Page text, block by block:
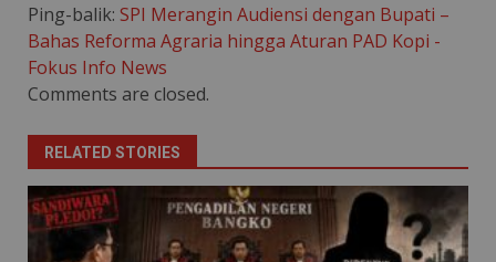
Ping-balik: SPI Merangin Audiensi dengan Bupati –
Bahas Reforma Agraria hingga Aturan PAD Kopi -
Fokus Info News
Comments are closed.
RELATED STORIES